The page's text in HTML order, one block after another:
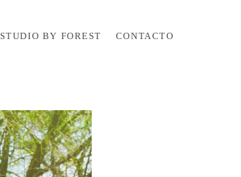
STUDIO BY FOREST CONTACTO